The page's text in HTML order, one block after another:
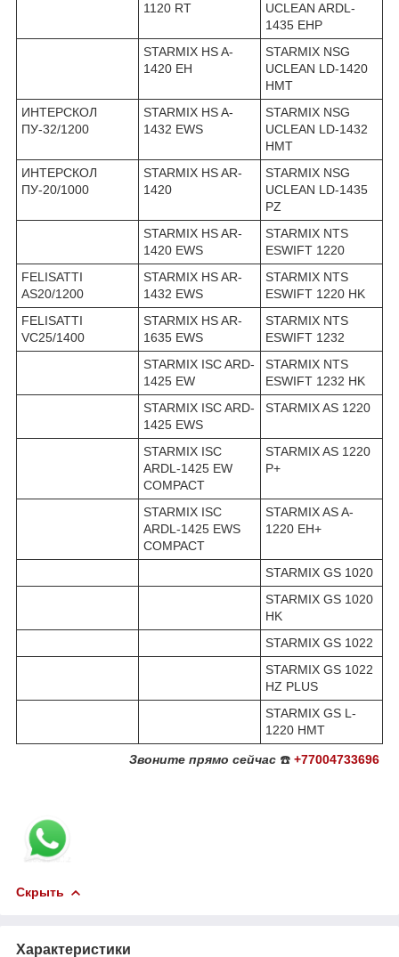
1120 RT
UCLEAN ARDL-
1435 EHP
STARMIX HS A-
1420 EH
STARMIX NSG
UCLEAN LD-1420
HMT
ИНТЕРСКОЛ
ПУ-32/1200
STARMIX HS A-
1432 EWS
STARMIX NSG
UCLEAN LD-1432
HMT
ИНТЕРСКОЛ
ПУ-20/1000
STARMIX HS AR-
1420
STARMIX NSG
UCLEAN LD-1435
PZ
STARMIX HS AR-
1420 EWS
STARMIX NTS
ESWIFT 1220
FELISATTI
AS20/1200
STARMIX HS AR-
1432 EWS
STARMIX NTS
ESWIFT 1220 HK
FELISATTI
VC25/1400
STARMIX HS AR-
1635 EWS
STARMIX NTS
ESWIFT 1232
STARMIX ISC ARD-
1425 EW
STARMIX NTS
ESWIFT 1232 HK
STARMIX ISC ARD-
1425 EWS
STARMIX AS 1220
STARMIX ISC
ARDL-1425 EW
COMPACT
STARMIX AS 1220
P+
STARMIX ISC
ARDL-1425 EWS
COMPACT
STARMIX AS A-
1220 EH+
STARMIX GS 1020
STARMIX GS 1020
HK
STARMIX GS 1022
STARMIX GS 1022
HZ PLUS
STARMIX GS L-
1220 HMT
Звоните прямо сейчас ☎️ +77004733696
Скрыть
Характеристики